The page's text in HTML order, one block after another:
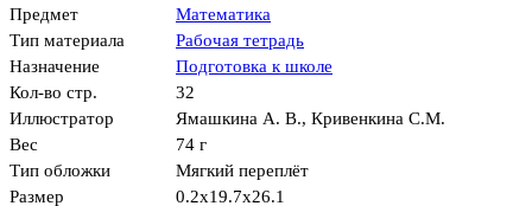
Предмет
Математика
Тип материала
Рабочая тетрадь
Назначение
Подготовка к школе
Кол-во стр.
32
Иллюстратор
Ямашкина А. В., Кривенкина С.М.
Вес
74 г
Тип обложки
Мягкий переплёт
Размер
0.2x19.7x26.1